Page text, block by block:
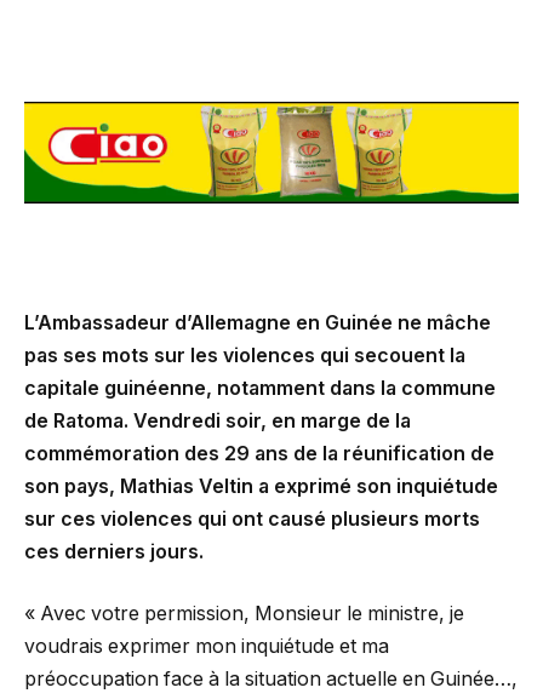
L’Ambassadeur d’Allemagne en Guinée ne mâche
pas ses mots sur les violences qui secouent la
capitale guinéenne, notamment dans la commune
de Ratoma. Vendredi soir, en marge de la
commémoration des 29 ans de la réunification de
son pays, Mathias Veltin a exprimé son inquiétude
sur ces violences qui ont causé plusieurs morts
ces derniers jours.
« Avec votre permission, Monsieur le ministre, je
voudrais exprimer mon inquiétude et ma
préoccupation face à la situation actuelle en Guinée…,